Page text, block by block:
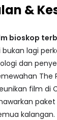
&
bioskop
bukan lagi
dan
The
film di
kalangan.